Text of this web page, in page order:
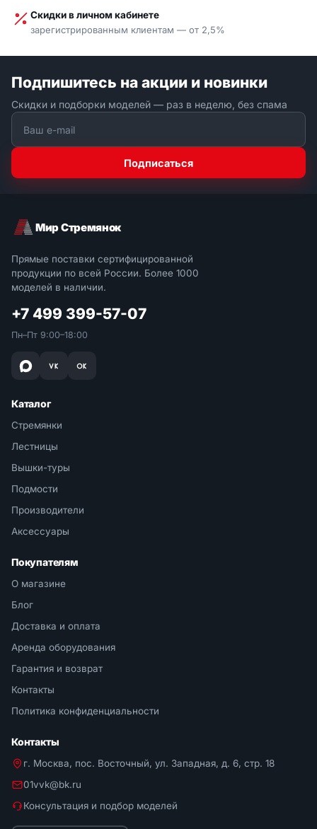
Скидки в личном кабинете
зарегистрированным клиентам — от 2,5%
Подпишитесь на акции и новинки
Скидки и подборки моделей — раз в неделю, без спама
Подписаться
Мир Стремянок
Прямые поставки сертифицированной
продукции по всей России. Более 1000
моделей в наличии.
+7 499 399-57-07
Пн–Пт 9:00–18:00
Каталог
Стремянки
Лестницы
Вышки-туры
Подмости
Производители
Аксессуары
Покупателям
О магазине
Блог
Доставка и оплата
Аренда оборудования
Гарантия и возврат
Контакты
Политика конфиденциальности
Контакты
г. Москва, пос. Восточный, ул. Западная, д. 6, стр. 18
01vvk@bk.ru
Консультация и подбор моделей